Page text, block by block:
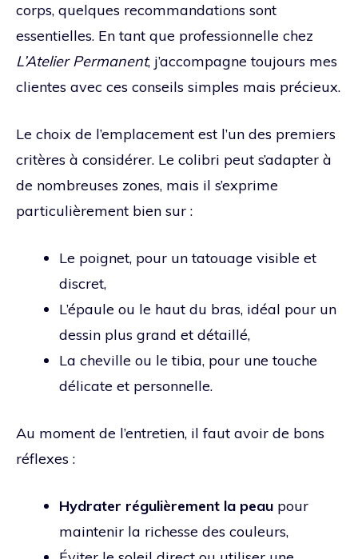
corps, quelques recommandations sont
essentielles. En tant que professionnelle chez
L’Atelier Permanent, j’accompagne toujours mes
clientes avec ces conseils simples mais précieux.
Le choix de l’emplacement est l’un des premiers
critères à considérer. Le colibri peut s’adapter à
de nombreuses zones, mais il s’exprime
particulièrement bien sur :
Le poignet, pour un tatouage visible et
discret,
L’épaule ou le haut du bras, idéal pour un
dessin plus grand et détaillé,
La cheville ou le tibia, pour une touche
délicate et personnelle.
Au moment de l’entretien, il faut avoir de bons
réflexes :
Hydrater régulièrement la peau pour
maintenir la richesse des couleurs,